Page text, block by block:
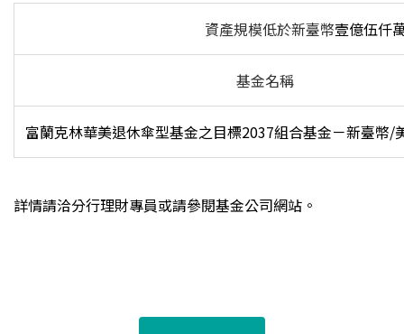
資產規模低於新臺幣壹億伍仟
基金名稱
富蘭克林華美退休傘型基金之目標2037組合基金－新臺幣/
詳情請洽分行理財專員或請參閱基金公司網站。